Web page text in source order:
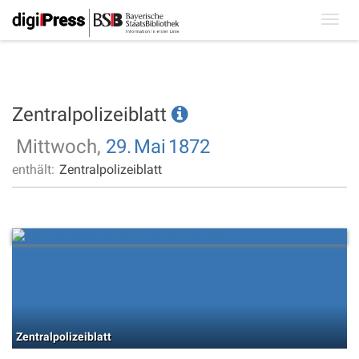
Zentralpolizeiblatt
Mittwoch, 29. Mai 1872
enthält: Zentralpolizeiblatt
Zentralpolizeiblatt